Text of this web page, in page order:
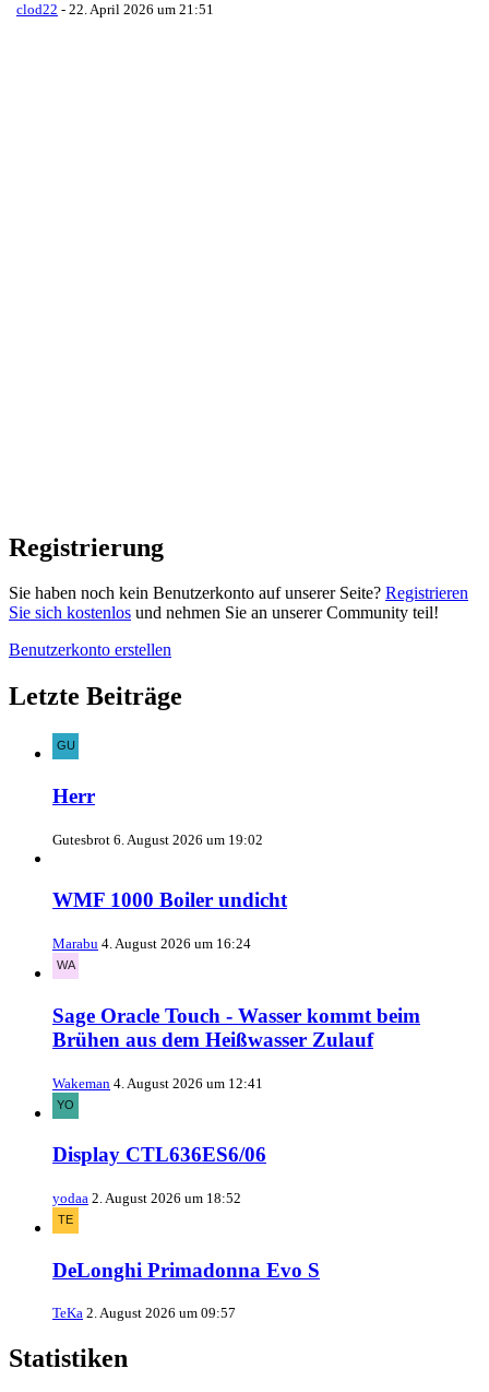
clod22 - 22. April 2026 um 21:51
Registrierung
Sie haben noch kein Benutzerkonto auf unserer Seite? Registrieren
Sie sich kostenlos und nehmen Sie an unserer Community teil!
Benutzerkonto erstellen
Letzte Beiträge
Herr
Gutesbrot 6. August 2026 um 19:02
WMF 1000 Boiler undicht
Marabu 4. August 2026 um 16:24
Sage Oracle Touch - Wasser kommt beim
Brühen aus dem Heißwasser Zulauf
Wakeman 4. August 2026 um 12:41
Display CTL636ES6/06
yodaa 2. August 2026 um 18:52
DeLonghi Primadonna Evo S
TeKa 2. August 2026 um 09:57
Statistiken